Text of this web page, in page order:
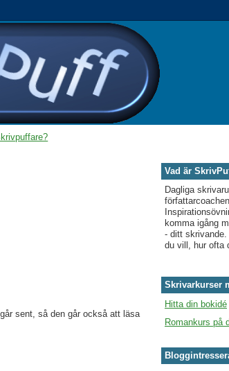
sent, så den går också att läsa
Vad är
Dagliga
författarcoachen
komma igång
- ditt
du vill, hur ofta
Skrivarkurser
Hitta din bokidé
Romankurs på